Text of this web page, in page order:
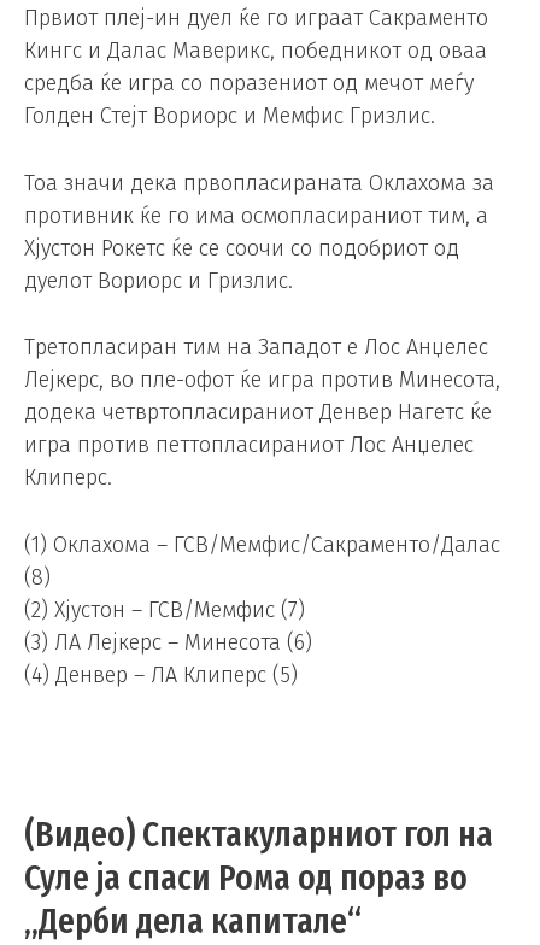
Првиот плеј-ин дуел ќе го играат Сакраменто
Кингс и Далас Маверикс, победникот од оваа
средба ќе игра со поразениот од мечот меѓу
Голден Стејт Вориорс и Мемфис Гризлис.
Тоа значи дека првопласираната Оклахома за
противник ќе го има осмопласираниот тим, а
Хјустон Рокетс ќе се соочи со подобриот од
дуелот Вориорс и Гризлис.
Третопласиран тим на Западот е Лос Анџелес
Лејкерс, во пле-офот ќе игра против Минесота,
додека четвртопласираниот Денвер Нагетс ќе
игра против петтопласираниот Лос Анџелес
Клиперс.
(1) Оклахома – ГСВ/Мемфис/Сакраменто/Далас
(8)
(2) Хјустон – ГСВ/Мемфис (7)
(3) ЛА Лејкерс – Минесота (6)
(4) Денвер – ЛА Клиперс (5)
(Видео) Спектакуларниот гол на
Суле ја спаси Рома од пораз во
„Дерби дела капитале“